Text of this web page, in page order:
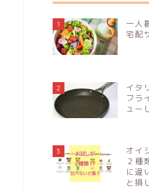
1
一人
宅配
2
イタ
フラ
ュー
3
オイ
２種
に違
と損